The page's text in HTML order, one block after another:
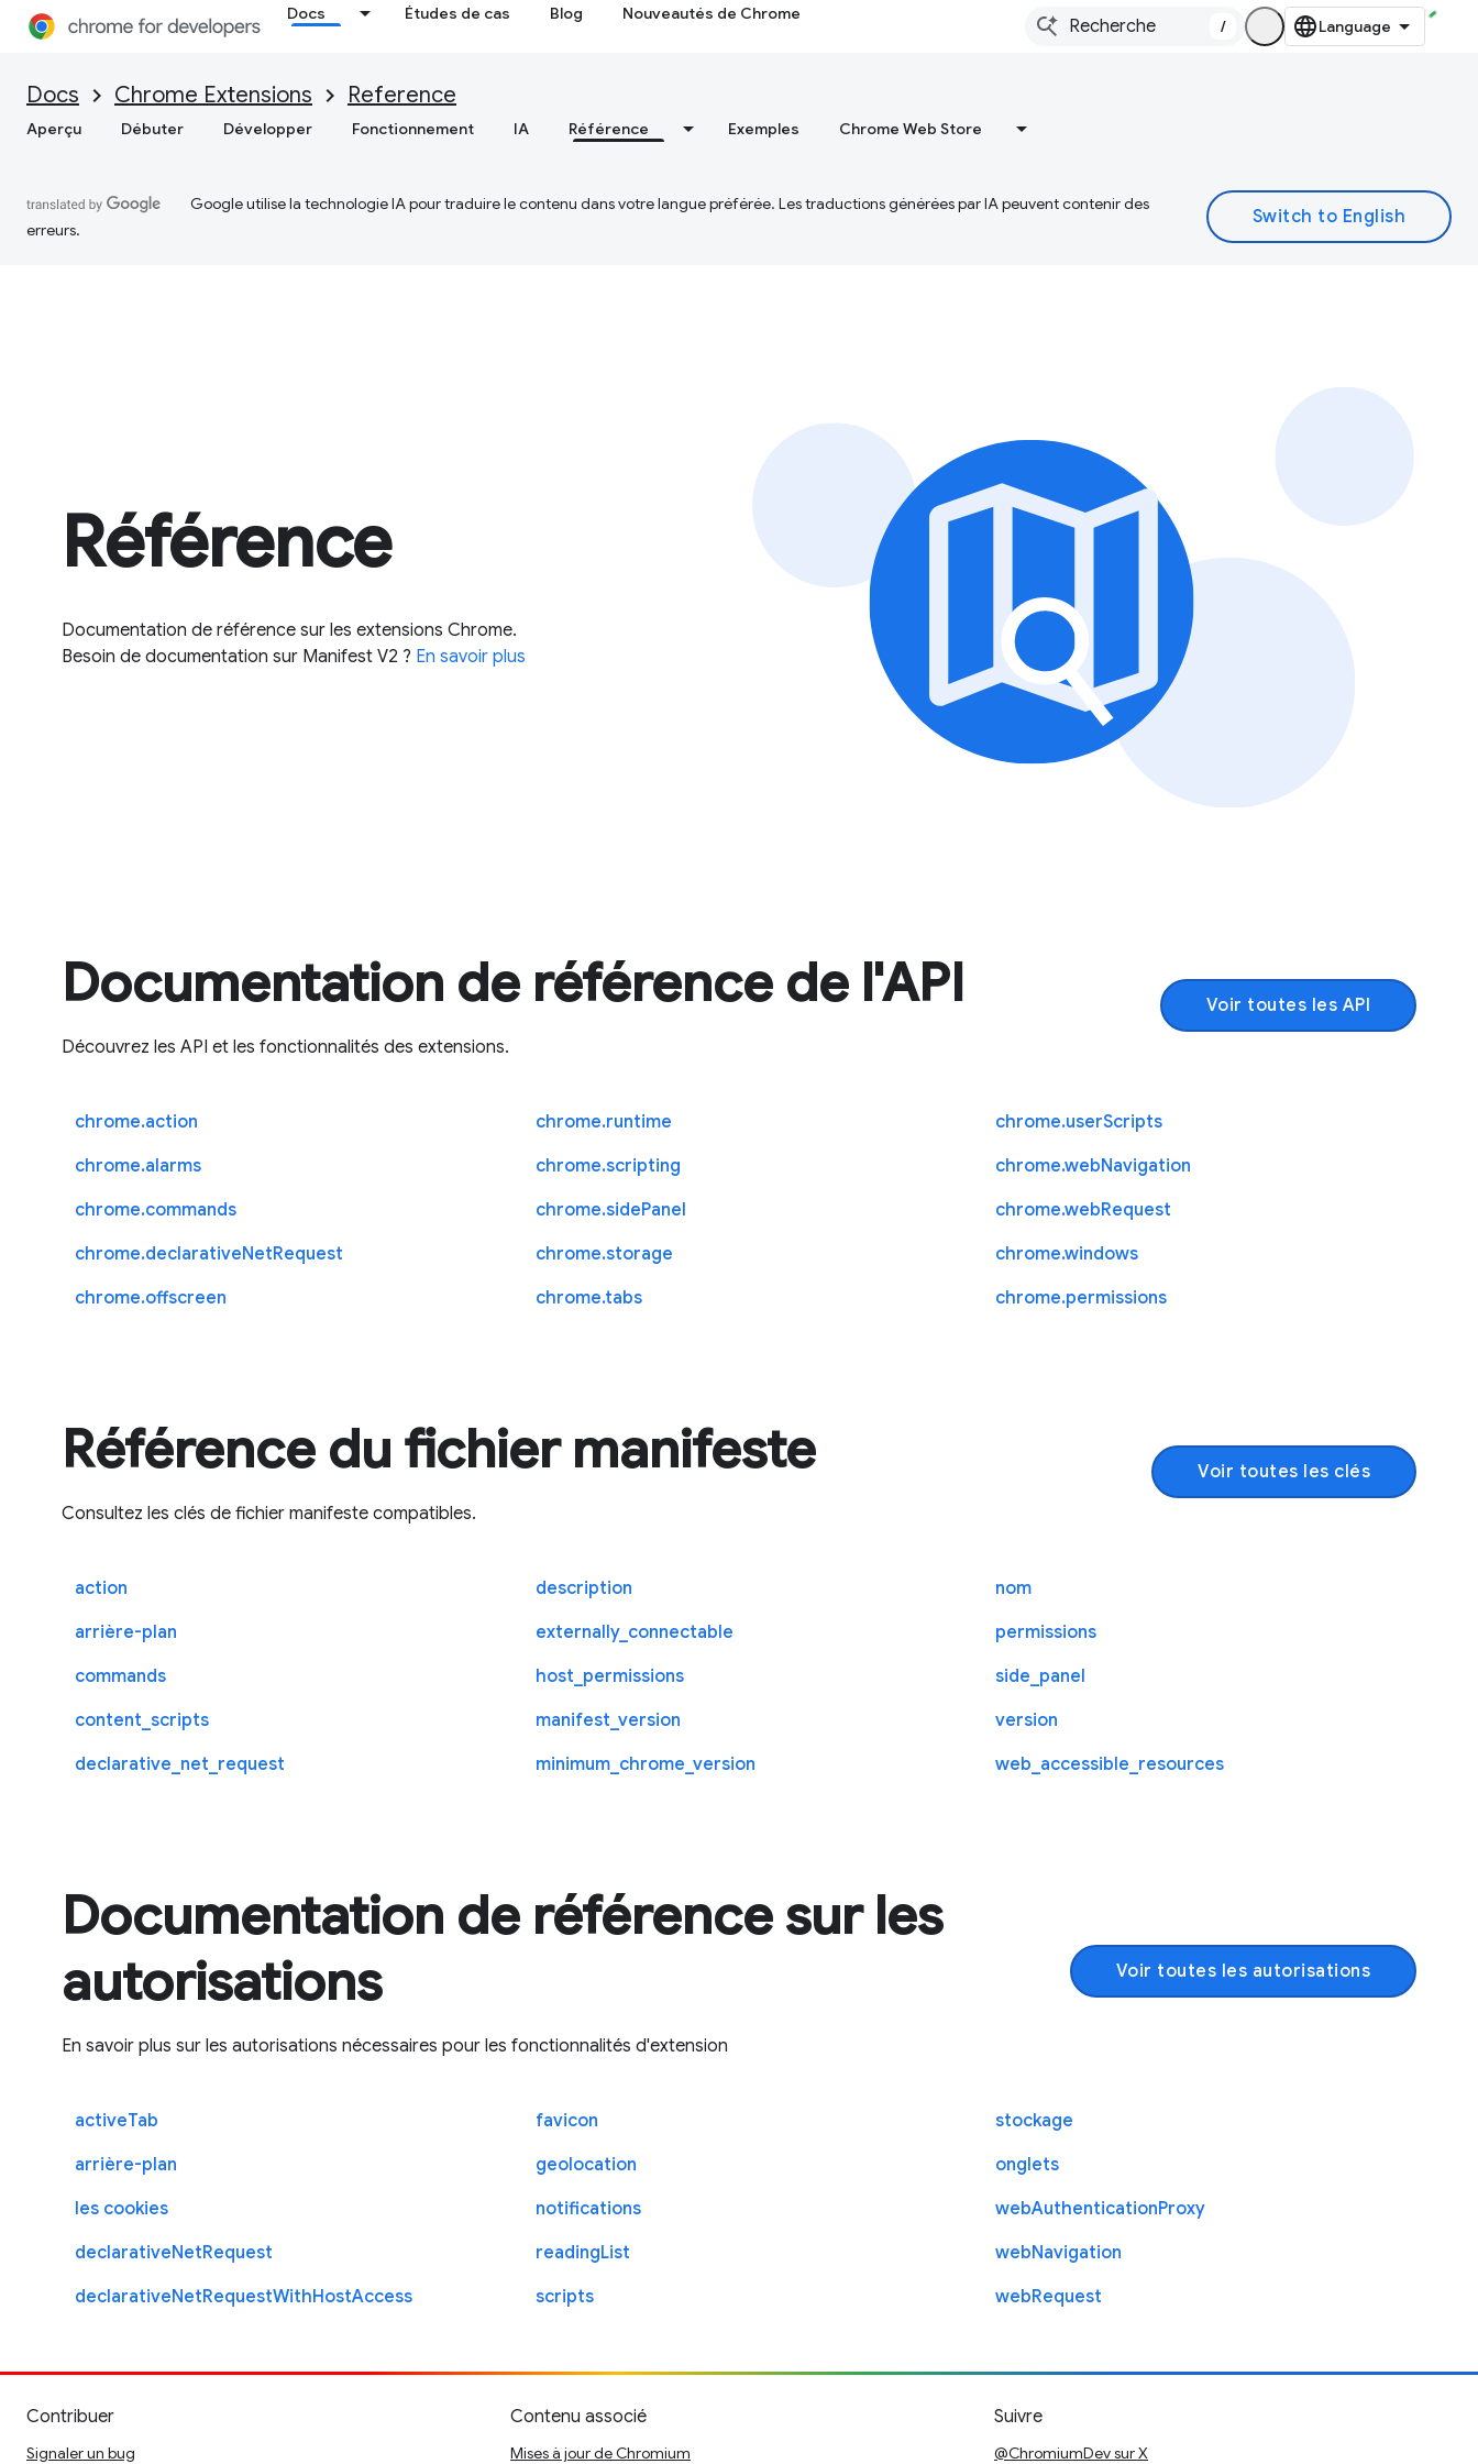
Docs Études de cas Blog Nouveautés de Chrome
/
Docs Chrome Extensions Reference
Aperçu Débuter Développer Fonctionnement IA Référence Exemples Chrome Web Store
Google utilise la technologie IA pour traduire le contenu dans votre langue préférée. Les traductions générées par IA peuvent contenir des
erreurs.
Référence
Documentation de référence sur les extensions Chrome.
Besoin de documentation sur Manifest V2 ? En savoir plus
Documentation de référence de l'API
Découvrez les API et les fonctionnalités des extensions.
Voir toutes les API
chrome.action
chrome.alarms
chrome.commands
chrome.declarativeNetRequest
chrome.offscreen
chrome.runtime
chrome.scripting
chrome.sidePanel
chrome.storage
chrome.tabs
chrome.userScripts
chrome.webNavigation
chrome.webRequest
chrome.windows
chrome.permissions
Référence du fichier manifeste
Consultez les clés de fichier manifeste compatibles.
Voir toutes les clés
action
arrière-plan
commands
content_scripts
declarative_net_request
description
externally_connectable
host_permissions
manifest_version
minimum_chrome_version
nom
permissions
side_panel
version
web_accessible_resources
Documentation de référence sur les
autorisations
En savoir plus sur les autorisations nécessaires pour les fonctionnalités d'extension
Voir toutes les autorisations
activeTab
arrière-plan
les cookies
declarativeNetRequest
declarativeNetRequestWithHostAccess
favicon
geolocation
notifications
readingList
scripts
stockage
onglets
webAuthenticationProxy
webNavigation
webRequest
Contribuer
Signaler un bug
Contenu associé
Mises à jour de Chromium
Suivre
@ChromiumDev sur X